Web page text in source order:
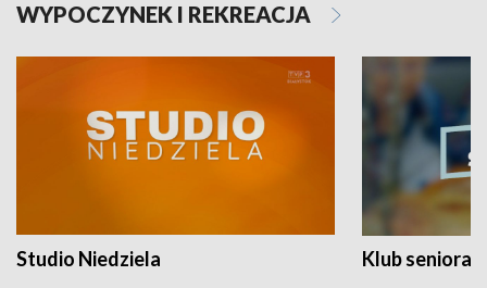
WYPOCZYNEK I REKREACJA
Studio Niedziela Klub seniora